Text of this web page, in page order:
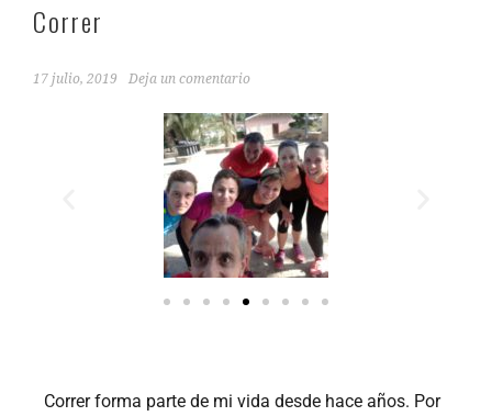
Correr
17 julio, 2019 Deja un comentario
Correr forma parte de mi vida desde hace años. Por